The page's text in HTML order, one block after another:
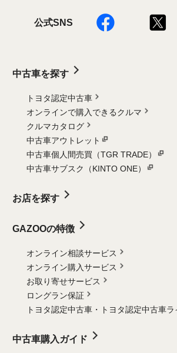
公式SNS
中古車を探す
トヨタ認定中古車
オンラインで購入できるクルマ
クルマカタログ
中古車アウトレット
中古車個人間売買（TGR TRADE）
中古車サブスク（KINTO ONE）
お店を探す
GAZOOの特徴
オンライン相談サービス
オンライン購入サービス
お取り寄せサービス
ロングラン保証
トヨタ認定中古車・
トヨタ認定中古車ラ
中古車購入ガイド